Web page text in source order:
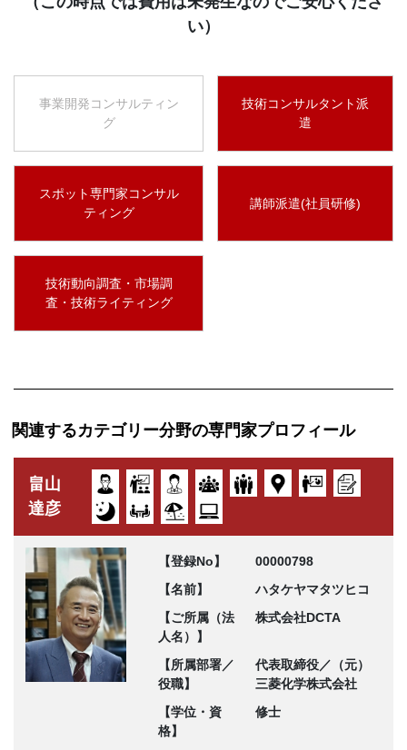
い）
事業開発コンサルティン
グ
技術コンサルタント派
遣
スポット専門家コンサル
ティング
講師派遣(社員研修)
技術動向調査・市場調
査・技術ライティング
関連するカテゴリー分野の専門家プロフィール
畠山
達彦
【登録No】
00000798
【名前】
ハタケヤマタツヒコ
【ご所属（法
人名）】
株式会社DCTA
【所属部署／
役職】
代表取締役／（元）
三菱化学株式会社
【学位・資
格】
修士